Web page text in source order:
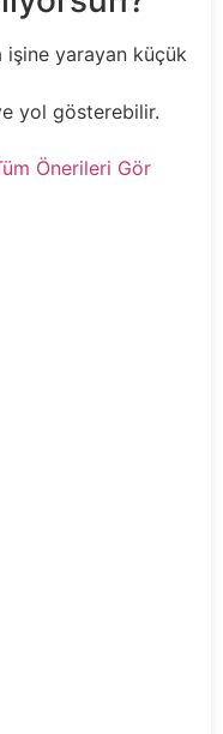
işine yarayan küçük
yol gösterebilir.
Önerileri Gör